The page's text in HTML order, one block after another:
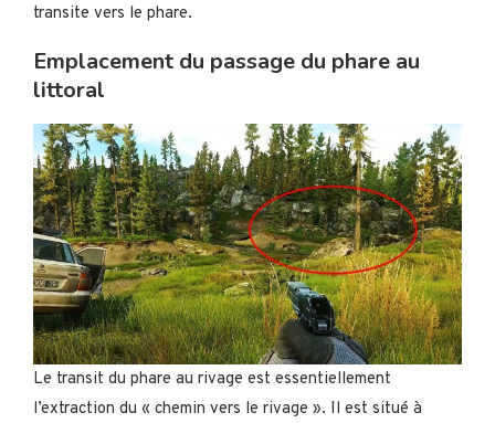
transite vers le phare.
Emplacement du passage du phare au
littoral
Le transit du phare au rivage est essentiellement
l’extraction du « chemin vers le rivage ». Il est situé à